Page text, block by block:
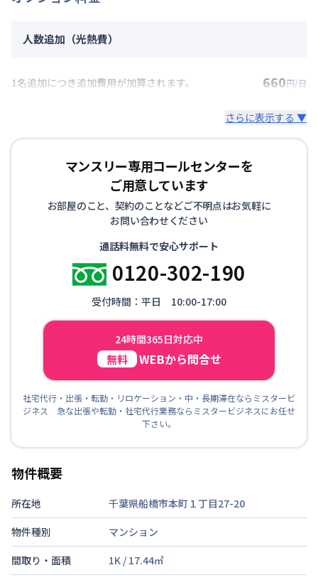
人数追加（光熱費）
1名追加につき追加費用が加算されます。 660円/日
さらに表示する ▼
マンスリー専用コールセンターを
ご用意しています
お部屋のこと、契約のことなどご不明点はお気軽に
お問い合わせください
通話料無料で安心サポート
0120-302-190
受付時間：平日 10:00-17:00
24時間365日対応中
無料 WEBから問合せ
社宅代行・出張・転勤・リロケーション・中・長期滞在ならミスタービ
ジネス 急な出張や転勤・社宅代行業務ならミスタービジネスにお任せ
下さい。
物件概要
所在地
千葉県船橋市本町１丁目27-20
物件種別
マンション
間取り・面積
1K / 17.44㎡